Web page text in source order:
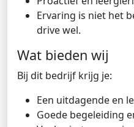
Ervaring is niet het
drive wel.
Wat bieden wij
Bij dit bedrijf krijg je:
Een uitdagende en
Goede begeleiding